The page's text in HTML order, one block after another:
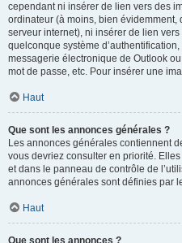
cependant ni insérer de lien vers des
ordinateur (à moins, bien évidemment,
serveur internet), ni insérer de lien
quelconque système
messagerie électronique de Outlook
mot de passe, etc. Pour insérer une
Haut
Que sont les annonces générales ?
Les annonces générales contiennent
vous devriez consulter en priorité.
et dans le panneau de contrôle de
annonces générales sont définies par
Haut
Que sont les annonces ?